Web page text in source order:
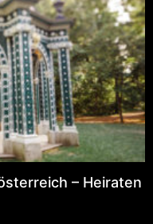
– Heiraten